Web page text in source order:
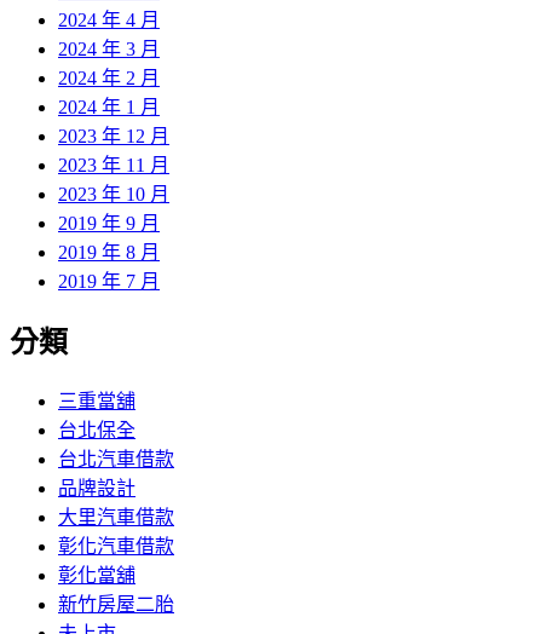
2024 年 4 月
2024 年 3 月
2024 年 2 月
2024 年 1 月
2023 年 12 月
2023 年 11 月
2023 年 10 月
2019 年 9 月
2019 年 8 月
2019 年 7 月
分類
三重當舖
台北保全
台北汽車借款
品牌設計
大里汽車借款
彰化汽車借款
彰化當舖
新竹房屋二胎